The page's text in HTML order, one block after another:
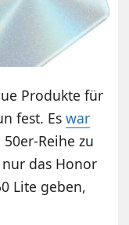
Produkte für
fest. Eswar
Reihe zu
das Honor
Lite geben,